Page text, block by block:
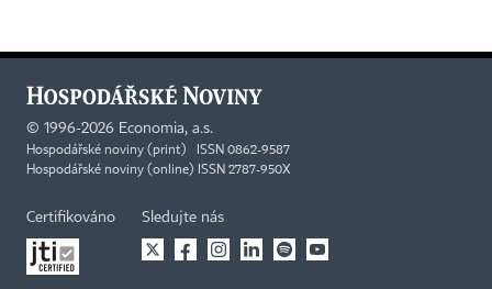
© 1996-2026 Economia, a.s.
Hospodářské noviny (print) ISSN 0862-9587
Hospodářské noviny (online) ISSN 2787-950X
Certifikováno Sledujte nás